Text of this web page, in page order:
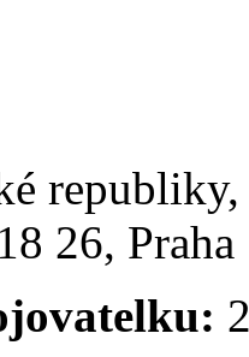
26,